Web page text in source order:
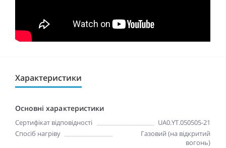
Характеристики
Основні характеристики
Сертифікат відповідності
UA0.YT.050505-21
Спосіб нагріву
Газовий (на відкритий
вогонь)